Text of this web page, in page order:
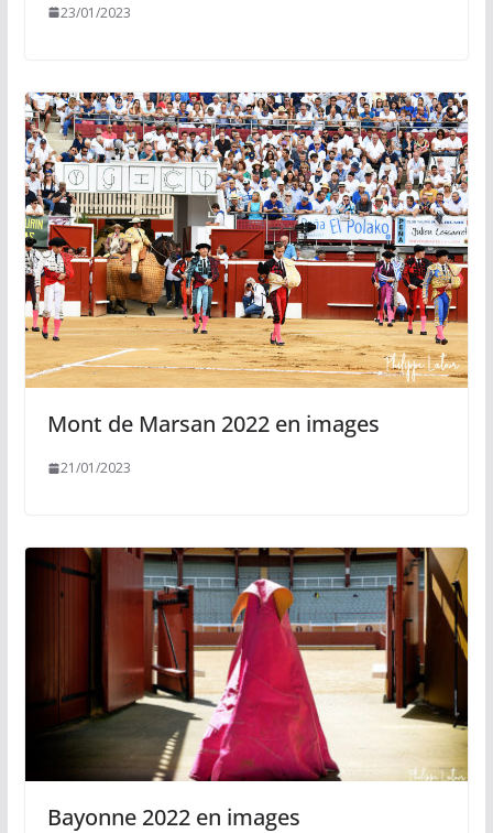
23/01/2023
Mont de Marsan 2022 en images
21/01/2023
Bayonne 2022 en images